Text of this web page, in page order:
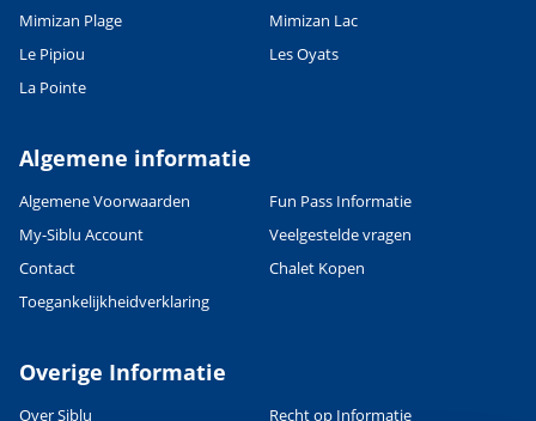
Mimizan Plage
Mimizan Lac
Le Pipiou
Les Oyats
La Pointe
Algemene informatie
Algemene Voorwaarden
Fun Pass Informatie
My-Siblu Account
Veelgestelde vragen
Contact
Chalet Kopen
Toegankelijkheidverklaring
Overige Informatie
Over Siblu Recht op Informatie